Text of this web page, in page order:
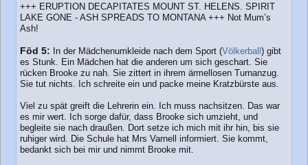
+++ ERUPTION DECAPITATES MOUNT ST. HELENS. SPIRIT
LAKE GONE - ASH SPREADS TO MONTANA +++ Not Mum’s
Ash!
Föd 5: In der Mädchenumkleide nach dem Sport (Völkerball) gibt
es Stunk. Ein Mädchen hat die anderen um sich geschart. Sie
rücken Brooke zu nah. Sie zittert in ihrem ärmellosen Turnanzug.
Sie tut nichts. Ich schreite ein und packe meine Kratzbürste aus.
Viel zu spät greift die Lehrerin ein. Ich muss nachsitzen. Das war
es mir wert. Ich sorge dafür, dass Brooke sich umzieht, und
begleite sie nach draußen. Dort setze ich mich mit ihr hin, bis sie
ruhiger wird. Die Schule hat Mrs Varnell informiert. Sie kommt,
bedankt sich bei mir und nimmt Brooke mit.